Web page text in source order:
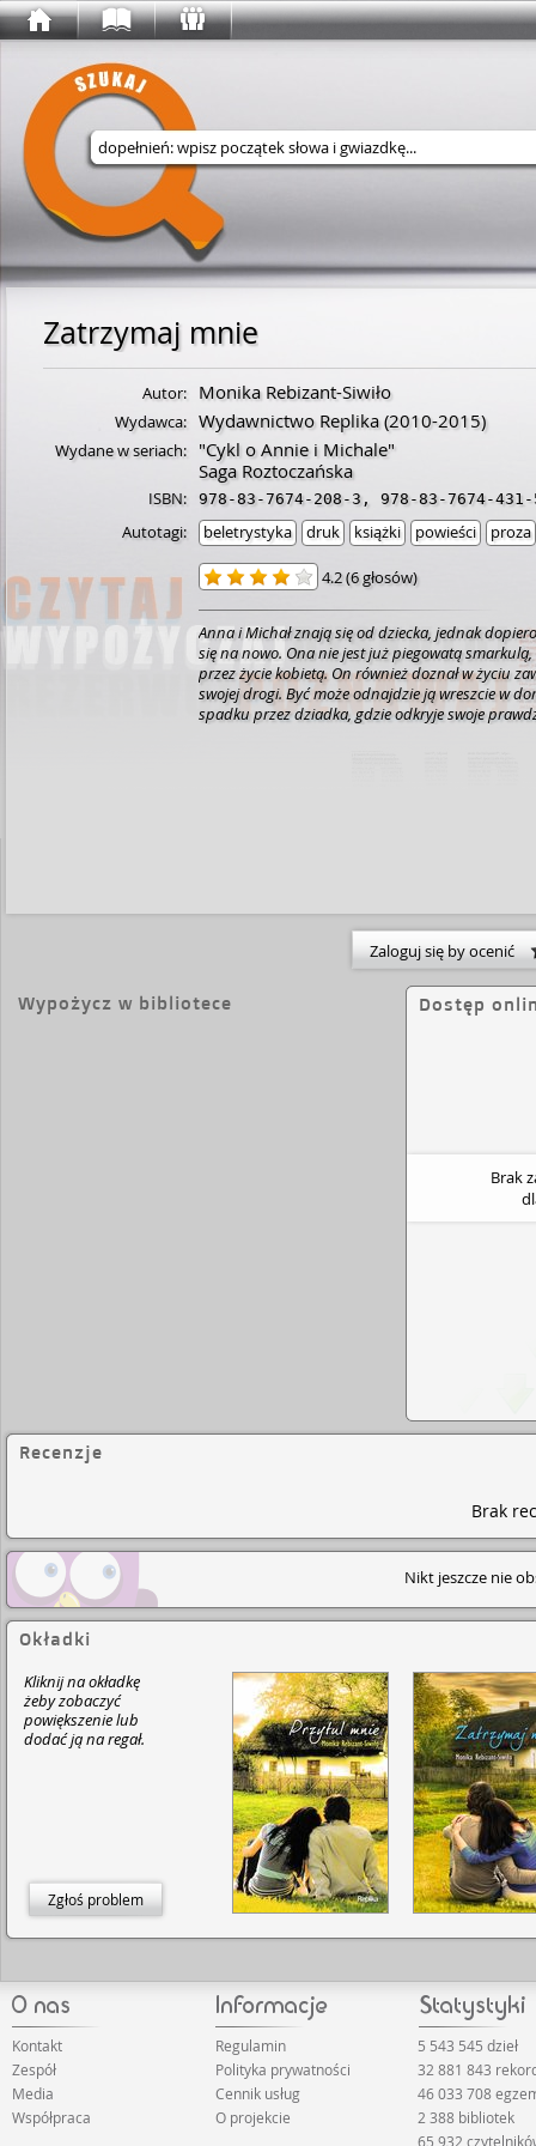
Wyszukaj w serwisie
Zatrzymaj mnie
Autor: Monika Rebizant-Siwiło
Wydawca: Wydawnictwo Replika(2010-2015)
Wydane w seriach:
"Cykl o Annie i Michale"
Saga Roztoczańska
ISBN: 978-83-7674-208-3 , 978-83-7674-431-
Autotagi: beletrystyka druk książki powieści proza
4.2(6 głosów)
Anna i Michał znają się od dziecka, jednak
się na nowo. Ona nie jest już piegowatą
przez życie kobietą. On również doznał w życiu
swojej drogi. Być może odnajdzie ją wreszcie w
spadku przez dziadka, gdzie odkryje swoje
Zaloguj się by ocenić
Wypożycz w bibliotece Dostęp
Brak
Recenzje
Brak
Nikt jeszcze nie
Okładki
Kliknij na okładkę
żeby zobaczyć
powiększenie lub
dodać ją na regał.
Zgłoś problem
Kontakt
Zespół
Media
Współpraca
Regulamin
Polityka prywatności
Cennik usług
O projekcie
5 543 545 dzieł
32 881 843
46 033 708
2 388 bibliotek
65 932